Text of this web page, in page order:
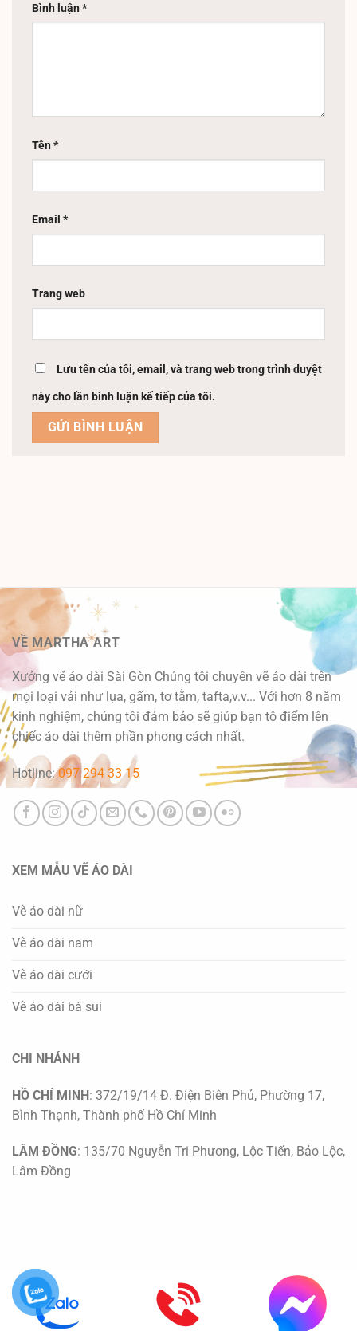
Bình luận*
Tên*
Email *
Trang web
Lưu tên của tôi, email, và trang web trong trình duyệt
này cho lần bình luận kế tiếp của tôi.
VỀ MARTHA ART
Xưởng vẽ áo dài Sài Gòn Chúng tôi chuyên vẽ áo dài trên
mọi loại vải như lụa, gấm, tơ tằm, tafta,v.v... Với hơn 8 năm
kinh nghiệm, chúng tôi đảm bảo sẽ giúp bạn tô điểm lên
chiếc áo dài thêm phần phong cách nhất.
Hotline:097 294 33 15
XEM MẪU VẼ ÁO DÀI
Vẽ áo dài nữ
Vẽ áo dài nam
Vẽ áo dài cưới
Vẽ áo dài bà sui
CHI NHÁNH
HỒ CHÍ MINH: 372/19/14 Đ. Điện Biên Phủ, Phường 17,
Bình Thạnh, Thành phố Hồ Chí Minh
LÂM ĐỒNG: 135/70 Nguyễn Tri Phương, Lộc Tiến, Bảo Lộc,
Lâm Đồng